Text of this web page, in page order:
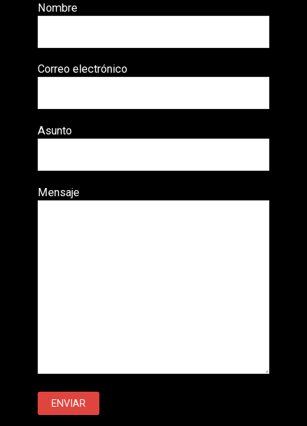
Nombre
Correo electrónico
Asunto
Mensaje